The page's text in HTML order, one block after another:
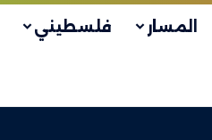
المسار فلسطيني